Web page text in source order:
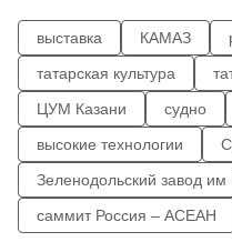
выставка КАМАЗ
татарская культура
ЦУМ Казани
судно
высокие технологии
Зеленодольский завод им
саммит Россия – АСЕАН